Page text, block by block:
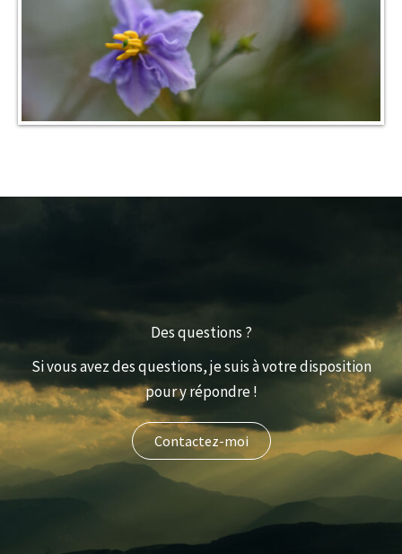
Des questions ?
Si vous avez des questions, je suis à votre disposition
pour y répondre !
Contactez-moi